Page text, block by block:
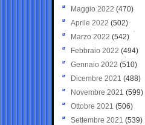
Maggio 2022 (470)
Aprile 2022 (502)
Marzo 2022 (542)
Febbraio 2022 (494)
Gennaio 2022 (510)
Dicembre 2021 (488)
Novembre 2021 (599)
Ottobre 2021 (506)
Settembre 2021 (539)